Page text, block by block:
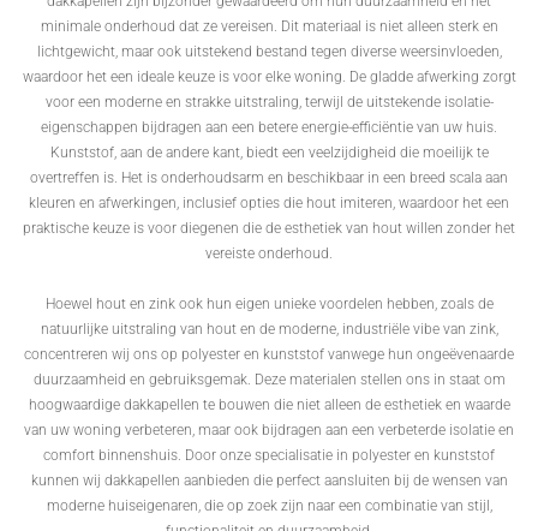
minimale onderhoud dat ze vereisen. Dit materiaal is niet alleen sterk en
lichtgewicht, maar ook uitstekend bestand tegen diverse weersinvloeden,
waardoor het een ideale keuze is voor elke woning. De gladde afwerking zorgt
voor een moderne en strakke uitstraling, terwijl de uitstekende isolatie-
eigenschappen bijdragen aan een betere energie-efficiëntie van uw huis.
Kunststof, aan de andere kant, biedt een veelzijdigheid die moeilijk te
overtreffen is. Het is onderhoudsarm en beschikbaar in een breed scala aan
kleuren en afwerkingen, inclusief opties die hout imiteren, waardoor het een
praktische keuze is voor diegenen die de esthetiek van hout willen zonder het
vereiste onderhoud.
Hoewel hout en zink ook hun eigen unieke voordelen hebben, zoals de
natuurlijke uitstraling van hout en de moderne, industriële vibe van zink,
concentreren wij ons op polyester en kunststof vanwege hun ongeëvenaarde
duurzaamheid en gebruiksgemak. Deze materialen stellen ons in staat om
hoogwaardige dakkapellen te bouwen die niet alleen de esthetiek en waarde
van uw woning verbeteren, maar ook bijdragen aan een verbeterde isolatie en
comfort binnenshuis. Door onze specialisatie in polyester en kunststof
kunnen wij dakkapellen aanbieden die perfect aansluiten bij de wensen van
moderne huiseigenaren, die op zoek zijn naar een combinatie van stijl,